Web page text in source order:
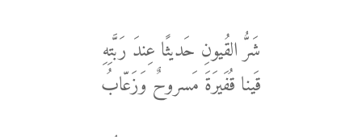
شَرُّ القُيونِ حَديثًا عِندَ رَبَّتِهِ
قَينا قُفَيرَةَ مَسروحٌ وَزَعّابُ